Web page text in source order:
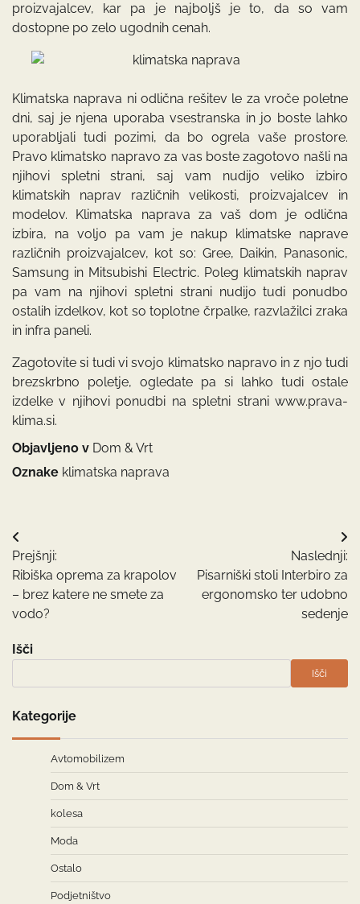
proizvajalcev, kar pa je najboljš je to, da so vam
dostopne po zelo ugodnih cenah.
Klimatska naprava ni odlična rešitev le za vroče poletne
dni, saj je njena uporaba vsestranska in jo boste lahko
uporabljali tudi pozimi, da bo ogrela vaše prostore.
Pravo klimatsko napravo za vas boste zagotovo našli na
njihovi spletni strani, saj vam nudijo veliko izbiro
klimatskih naprav različnih velikosti, proizvajalcev in
modelov. Klimatska naprava za vaš dom je odlična
izbira, na voljo pa vam je nakup klimatske naprave
različnih proizvajalcev, kot so: Gree, Daikin, Panasonic,
Samsung in Mitsubishi Electric. Poleg klimatskih naprav
pa vam na njihovi spletni strani nudijo tudi ponudbo
ostalih izdelkov, kot so toplotne črpalke, razvlažilci zraka
in infra paneli.
Zagotovite si tudi vi svojo klimatsko napravo in z njo tudi
brezskrbno poletje, ogledate pa si lahko tudi ostale
izdelke v njihovi ponudbi na spletni strani www.prava-
klima.si.
Objavljeno v Dom & Vrt
Oznake klimatska naprava
Navigacija
prispevka
Prejšnji:
Ribiška oprema za krapolov
– brez katere ne smete za
vodo?
Naslednji:
Pisarniški stoli Interbiro za
ergonomsko ter udobno
sedenje
Išči
Išči
Kategorije
Avtomobilizem
Dom & Vrt
kolesa
Moda
Ostalo
Podjetništvo